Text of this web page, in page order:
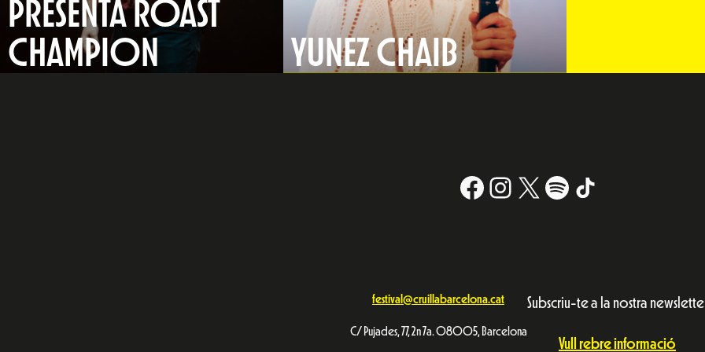
PRESENTA ROAST
CHAMPION
YUNEZ CHAIB
Facebook
Instagram
X # TikTok
festival@cruillabarcelona.cat
C/ Pujades, 77, 2n 7a. 08005, Barcelona
Subscriu-te a la nostra
Vull rebre informació